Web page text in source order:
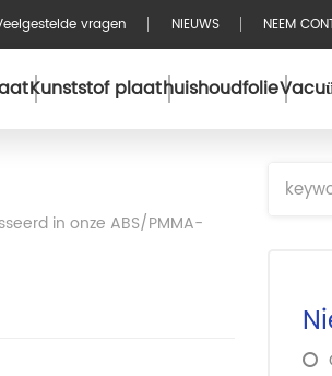
vragen NIEUWS NEEM
Kunststof plaathuishoudfolie
in onze ABS/PMMA-